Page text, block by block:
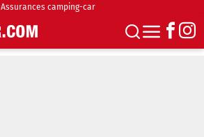
Assurances camping-car